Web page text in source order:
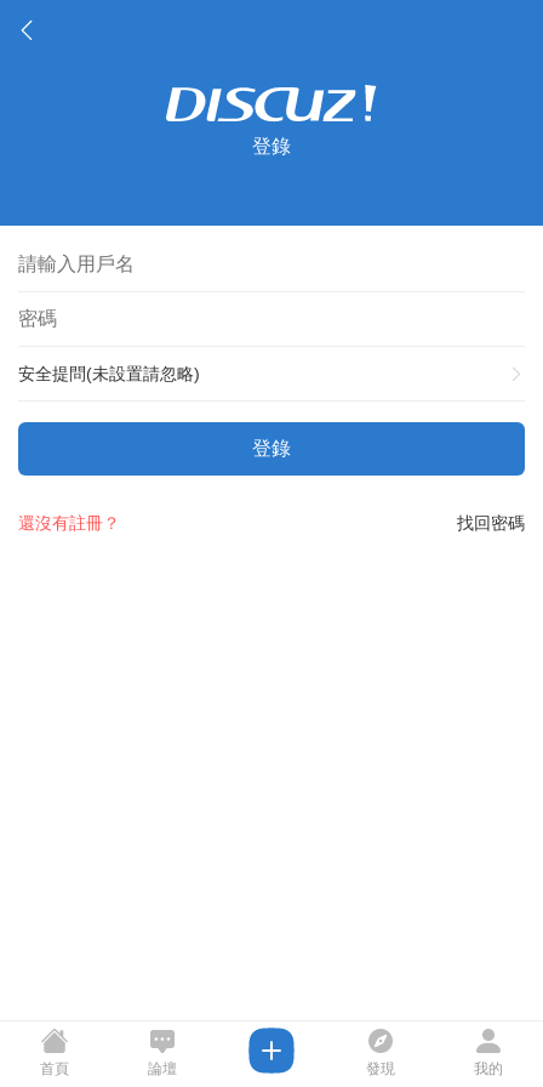
登錄
安全提問(未設置請忽略)
登錄
找回密碼
還沒有註冊？
首頁 論壇 發現 我的